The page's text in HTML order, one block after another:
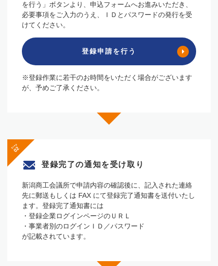
を⾏う」ボタンより、申込フォームへお進みいただき、
必要事項をご⼊⼒のうえ、ＩＤとパスワードの発⾏を受
けてください。
登録申請を行う
※登録作業に若⼲のお時間をいただく場合がございます
が、予めご了承ください。
Step
登録完了の通知を 受け取り
新潟商⼯会議所で申請内容の確認後に、記⼊された連絡
先に郵送もしくは FAX にて登録完了通知書を送付いたし
ます。登録完了通知書には
・登録企業ログインページのＵＲＬ
・事業者別のログインＩＤ／パスワード
が記載されています。